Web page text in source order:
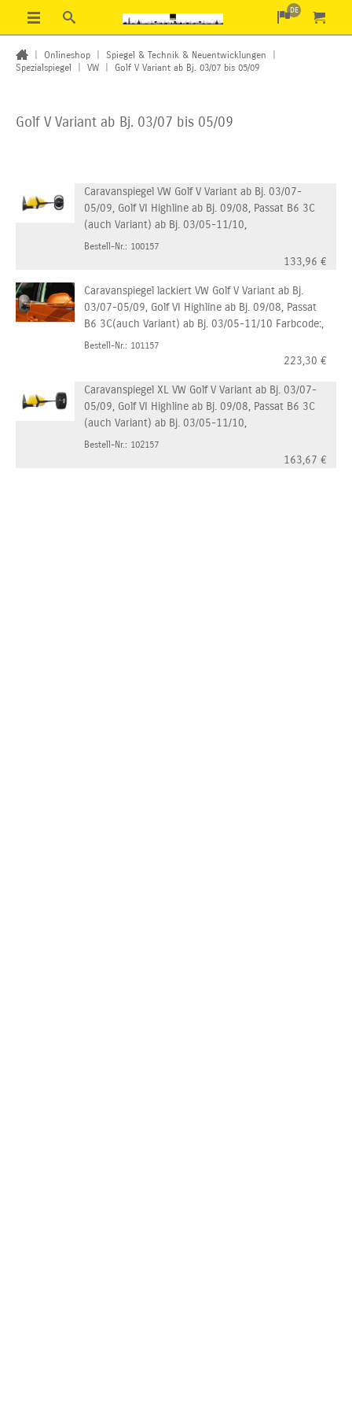
DE
Onlineshop Spiegel & Technik & Neuentwicklungen
Spezialspiegel
VW Golf V Variant ab Bj. 03/07 bis 05/09
Golf V Variant ab Bj. 03/07 bis 05/09
Caravanspiegel VW Golf V Variant ab Bj. 03/07-
05/09, Golf VI Highline ab Bj. 09/08, Passat B6 3C
(auch Variant) ab Bj. 03/05-11/10,
Bestell-Nr.: 100157
133,96 €
Caravanspiegel lackiert VW Golf V Variant ab Bj.
03/07-05/09, Golf VI Highline ab Bj. 09/08, Passat
B6 3C(auch Variant) ab Bj. 03/05-11/10 Farbcode:,
Bestell-Nr.: 101157
223,30 €
Caravanspiegel XL VW Golf V Variant ab Bj. 03/07-
05/09, Golf VI Highline ab Bj. 09/08, Passat B6 3C
(auch Variant) ab Bj. 03/05-11/10,
Bestell-Nr.: 102157
163,67 €